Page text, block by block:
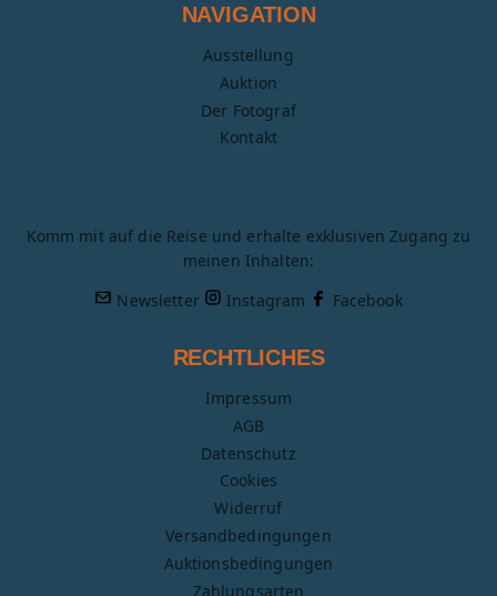
NAVIGATION
Ausstellung
Auktion
Der Fotograf
Kontakt
Komm mit auf die Reise und erhalte exklusiven Zugang zu
meinen Inhalten:
Newsletter
Instagram Facebook
RECHTLICHES
Impressum
AGB
Datenschutz
Cookies
Widerruf
Versandbedingungen
Auktionsbedingungen
Zahlungsarten